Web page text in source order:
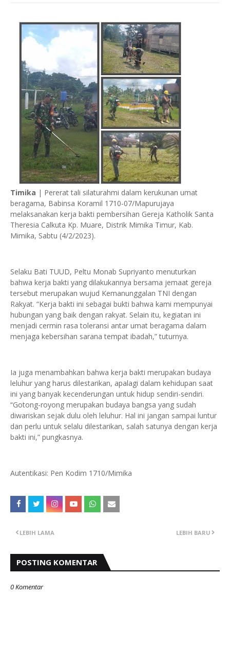
Timika | Pererat tali silaturahmi dalam kerukunan umat
beragama, Babinsa Koramil 1710-07/Mapurujaya
melaksanakan kerja bakti pembersihan Gereja Katholik Santa
Theresia Calkuta Kp. Muare, Distrik Mimika Timur, Kab.
Mimika, Sabtu (4/2/2023).
Selaku Bati TUUD, Peltu Monab Supriyanto menuturkan
bahwa kerja bakti yang dilakukannya bersama jemaat gereja
tersebut merupakan wujud Kemanunggalan TNI dengan
Rakyat. “Kerja bakti ini sebagai bukti bahwa kami mempunyai
hubungan yang baik dengan rakyat. Selain itu, kegiatan ini
menjadi cermin rasa toleransi antar umat beragama dalam
menjaga kebersihan sarana tempat ibadah,” tuturnya.
Ia juga menambahkan bahwa kerja bakti merupakan budaya
leluhur yang harus dilestarikan, apalagi dalam kehidupan saat
ini yang banyak kecenderungan untuk hidup sendiri-sendiri.
“Gotong-royong merupakan budaya bangsa yang sudah
diwariskan sejak dulu oleh leluhur. Hal ini jangan sampai luntur
dan perlu untuk selalu dilestarikan, salah satunya dengan kerja
bakti ini,” pungkasnya.
Autentikasi: Pen Kodim 1710/Mimika
LEBIH BARU
LEBIH LAMA
POSTING KOMENTAR
0 Komentar